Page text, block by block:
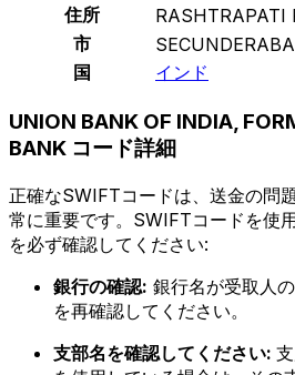
住所
RASHTRAPATI
市
国
インド
UNION BANK OF INDIA,
BANK コード詳細
正確なSWIFTコードは、送金の問
常に重要です。SWIFTコードを使
を必ず確認してください:
銀行の確認: 銀行名が受取人
を再確認してください。
支部名を確認してください: